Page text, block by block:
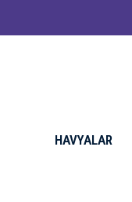
HAVYALAR